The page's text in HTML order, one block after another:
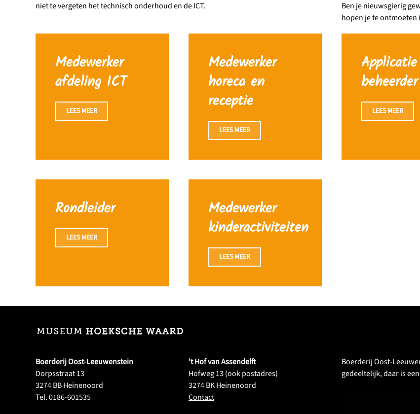
niet te vergeten het technisch onderhoud en de ICT.
Ben je nieuwsgierig
hopen je te ontmoeten
Medewerker
afdeling ICT
LEES MEER
Medewerker
horeca en
receptie
LEES MEER
Applicatie
beheerder
LEES MEER
Rondleider
LEES MEER
Medewerker
kinderactiviteiten
LEES MEER
Boerderij Oost-Leeuwenstein
Dorpsstraat 13
3274 BB Heinenoord
Tel. 0186-601535
't Hof van Assendelft
Hofweg 13 (ook postadres)
3274 BK Heinenoord
Contact
Boerderij Oost-
gedeeltelijk, daar is